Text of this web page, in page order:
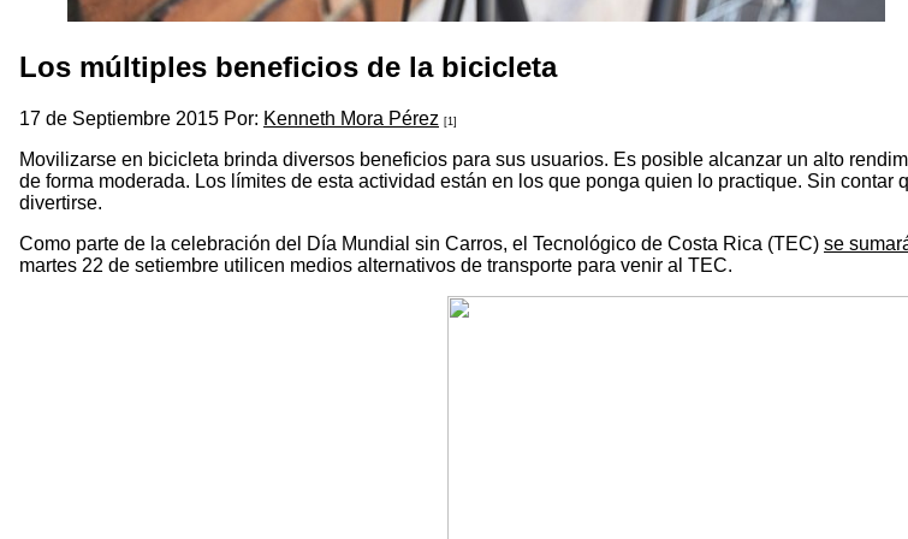
Los múltiples beneficios de la bicicleta
17 de Septiembre 2015 Por: Kenneth Mora Pérez [1]
Movilizarse en bicicleta brinda diversos beneficios para sus usuarios. Es posible alcanzar un alto
de forma moderada. Los límites de esta actividad están en los que ponga quien lo practique. Sin
divertirse.
Como parte de la celebración del Día Mundial sin Carros, el Tecnológico de Costa Rica (TEC) se
martes 22 de setiembre utilicen medios alternativos de transporte para venir al TEC.